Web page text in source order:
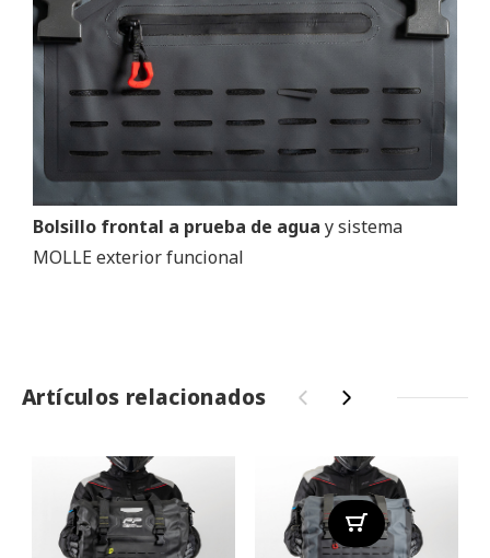
Bolsillo frontal a prueba de agua y sistema
MOLLE exterior funcional
Artículos relacionados ‹ ›